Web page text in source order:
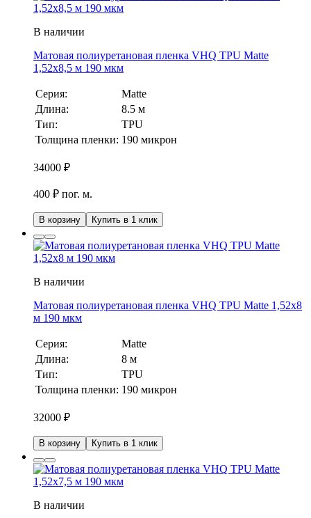
В наличии
Матовая полиуретановая пленка VHQ TPU Matte
1,52х8,5 м 190 мкм
Серия:
Matte
Длина:
8.5 м
Тип:
TPU
Толщина пленки: 190 микрон
34000 ₽
400 ₽ пог. м.
В корзину Купить в 1 клик
В наличии
Матовая полиуретановая пленка VHQ TPU Matte 1,52х8
м 190 мкм
Серия:
Matte
Длина:
8 м
Тип:
TPU
Толщина пленки: 190 микрон
32000 ₽
В корзину Купить в 1 клик
В наличии